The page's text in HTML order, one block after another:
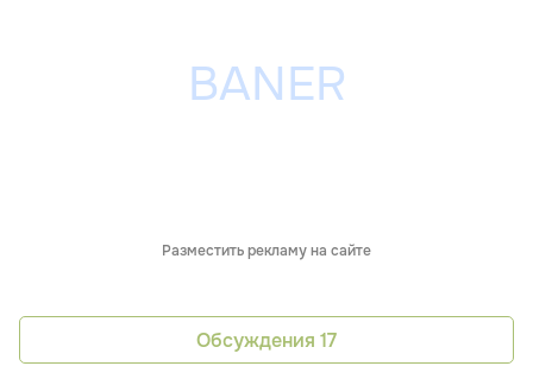
Разместить рекламу на сайте
Обсуждения 17